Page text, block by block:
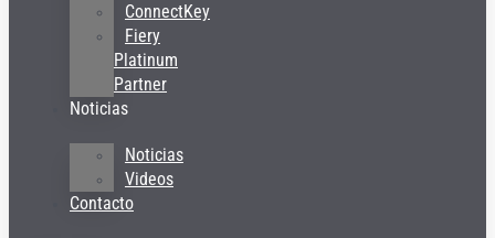
ConnectKey
Fiery
Platinum
Partner
Noticias
Noticias
Videos
Contacto